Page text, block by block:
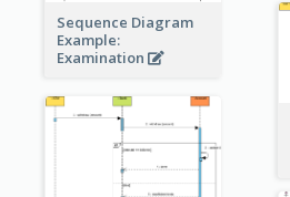
Sequence Diagram
Example:
Examination